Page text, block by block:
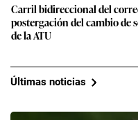
Carril bidireccional del
postergación del cambio de
de la ATU
Últimas noticias